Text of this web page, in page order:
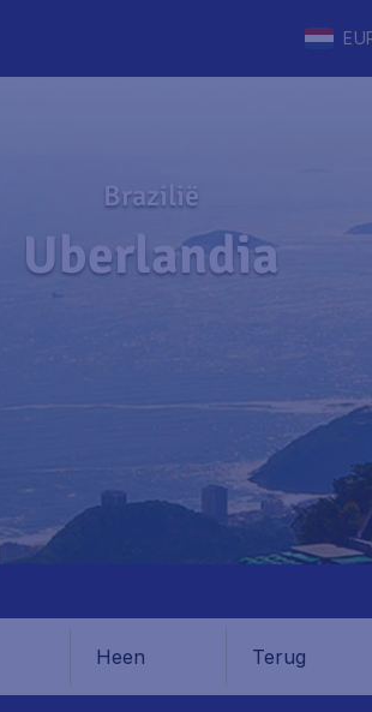
Brazilië
Uberlandia
Heen Terug